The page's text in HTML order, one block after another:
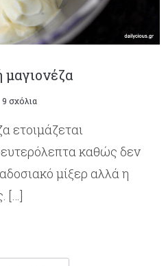
μαγιονέζα
9 σχόλια
ετοιμάζεται
καθώς δεν
μίξερ αλλά η
[…]